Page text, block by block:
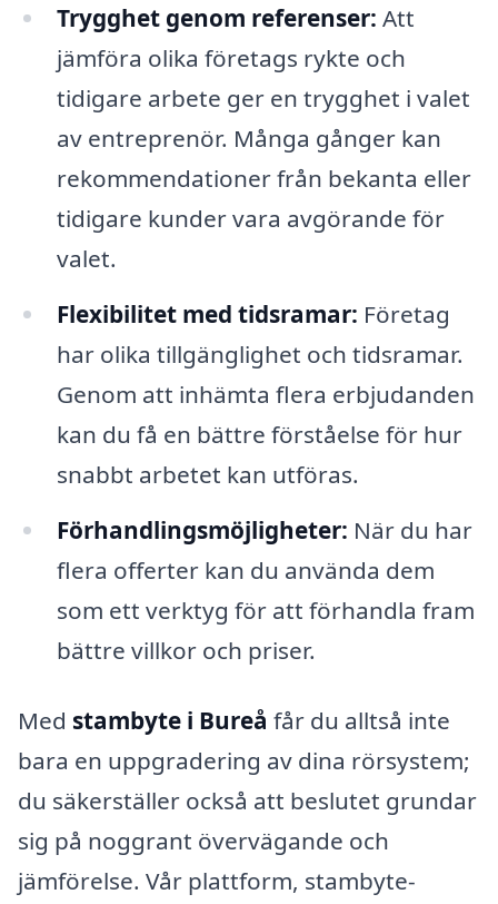
Trygghet genom referenser: Att
jämföra olika företags rykte och
tidigare arbete ger en trygghet i valet
av entreprenör. Många gånger kan
rekommendationer från bekanta eller
tidigare kunder vara avgörande för
valet.
Flexibilitet med tidsramar: Företag
har olika tillgänglighet och tidsramar.
Genom att inhämta flera erbjudanden
kan du få en bättre förståelse för hur
snabbt arbetet kan utföras.
Förhandlingsmöjligheter: När du har
flera offerter kan du använda dem
som ett verktyg för att förhandla fram
bättre villkor och priser.
Med stambyte i Bureå får du alltså inte
bara en uppgradering av dina rörsystem;
du säkerställer också att beslutet grundar
sig på noggrant övervägande och
jämförelse. Vår plattform, stambyte-